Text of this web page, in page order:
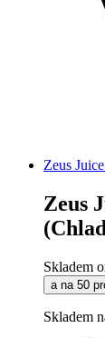
Zeus
Zeus
Skladem
a na 50
Skladem